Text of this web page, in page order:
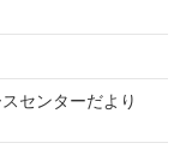
センターだより